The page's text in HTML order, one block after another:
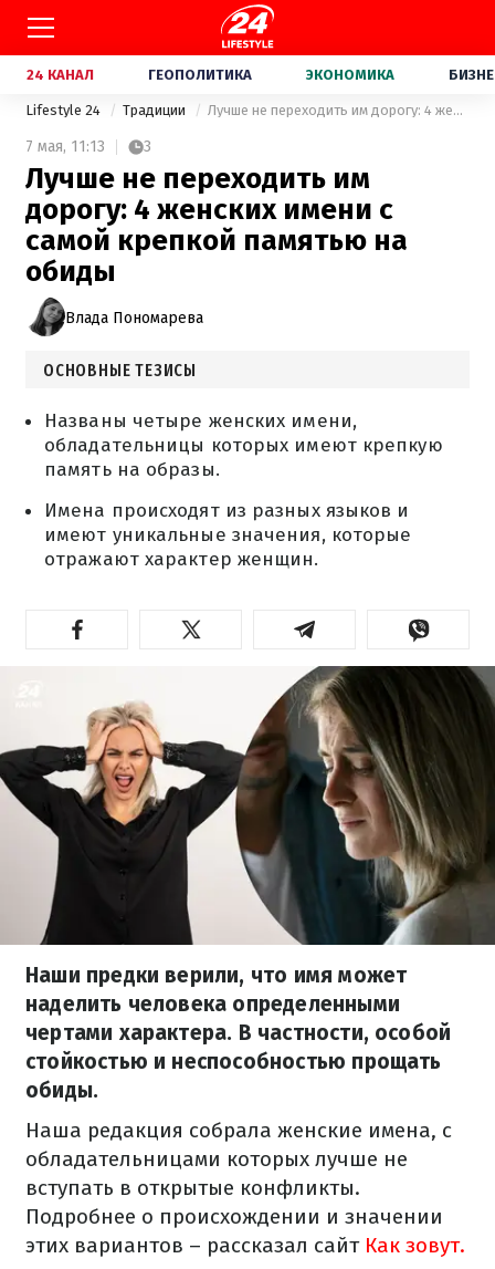
24 КАНАЛ ГЕОПОЛИТИКА ЭКОНОМИКА
Lifestyle 24 Традиции Лучше не переходить им дорогу: 4 женских имени с самой крепкой памятью на обиды
7 мая, 11:13 3
Лучше не переходить им
дорогу: 4 женских имени с
самой крепкой памятью на
обиды
Влада Пономарева
ОСНОВНЫЕ ТЕЗИСЫ
Названы четыре женских имени,
обладательницы которых имеют крепкую
память на образы.
Имена происходят из разных языков и
имеют уникальные значения, которые
отражают характер женщин.
Наши предки верили, что имя может
наделить человека определенными
чертами характера. В частности, особой
стойкостью и неспособностью прощать
обиды.
Наша редакция собрала женские имена, с
обладательницами которых лучше не
вступать в открытые конфликты.
Подробнее о происхождении и значении
этих вариантов – рассказал сайт Как зовут.